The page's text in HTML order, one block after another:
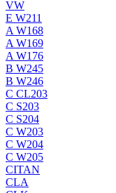
VW
E W211
A W168
A W169
A W176
B W245
B W246
C CL203
C S203
C S204
C W203
C W204
C W205
CITAN
CLA